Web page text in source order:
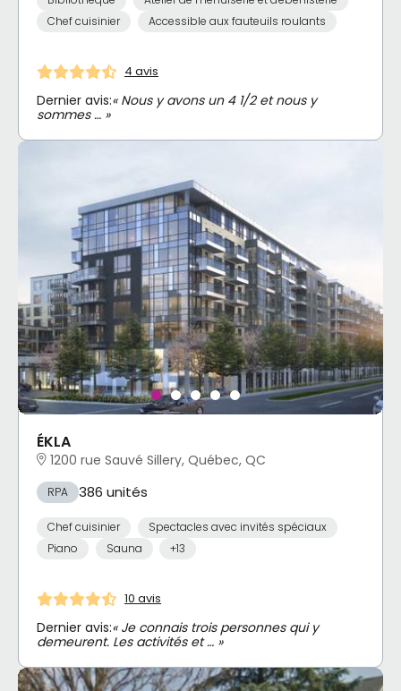
Chef cuisinier
Accessible aux fauteuils roulants
4 avis
Dernier avis:« Nous y avons un 4 1/2 et nous y
sommes … »
ÉKLA
1200 rue Sauvé Sillery, Québec, QC
RPA 386 unités
Chef cuisinier
Spectacles avec invités spéciaux
Piano
Sauna +13
10 avis
Dernier avis:« Je connais trois personnes qui y
demeurent. Les activités et … »